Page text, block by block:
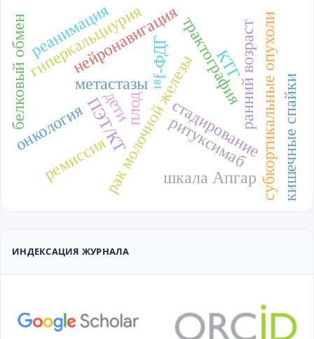
рак молочной железы
ПЭТ/КТ
¹⁸f-ФДГ
метастазы
стадирование
онкология
трактография субкортикальные опухоли
нейронавигация
дети ранний возраст
гиперкальциурия
кишечные спайки
ритуксимаб
ремиссия
белковый обмен плод
шкала Апгар
КТГ
реанимация
ИНДЕКСАЦИЯ ЖУРНАЛА